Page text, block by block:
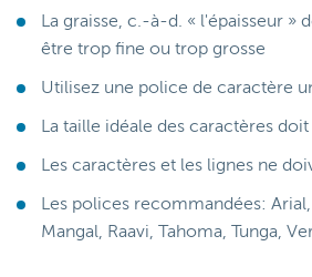
La graisse, c.-à-d. « l'épaisseur »
être trop fine ou trop grosse
Utilisez une police de caractère
La taille idéale des caractères
Les caractères et les lignes ne
Les polices recommandées:
Mangal, Raavi, Tahoma, Tunga,